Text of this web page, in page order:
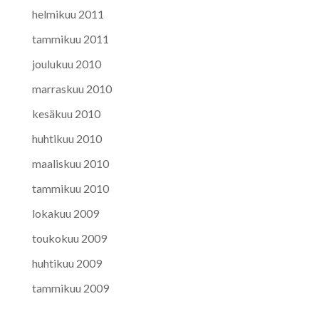
helmikuu 2011
tammikuu 2011
joulukuu 2010
marraskuu 2010
kesäkuu 2010
huhtikuu 2010
maaliskuu 2010
tammikuu 2010
lokakuu 2009
toukokuu 2009
huhtikuu 2009
tammikuu 2009